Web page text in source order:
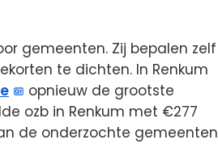
gemeenten. Zij bepalen zelf
te dichten. In Renkum
opnieuw de grootste
ozb in Renkum met €277
de onderzochte gemeenten